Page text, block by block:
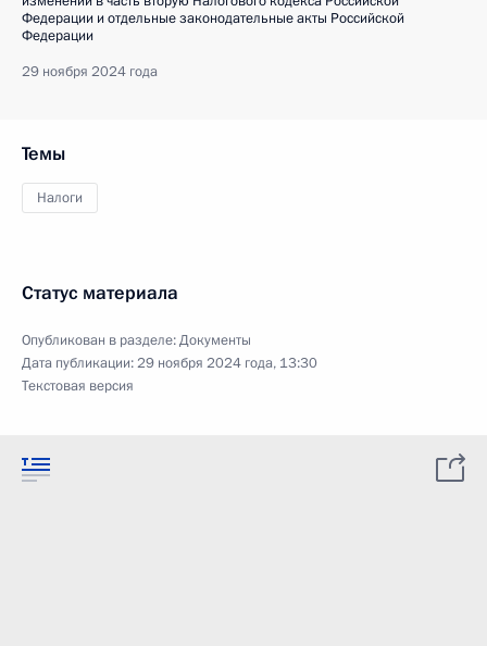
Федерации и отдельные законодательные акты Российской
Федерации
29 ноября 2024 года
Темы
Налоги
Статус материала
Опубликован в разделе:Документы
Дата публикации:29 ноября 2024 года, 13:30
Текстовая версия